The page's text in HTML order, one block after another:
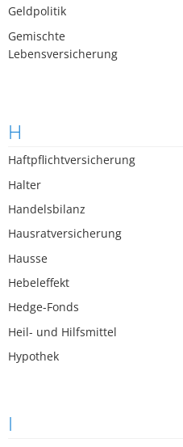
Geldpolitik
Gemischte
Lebensversicherung
H
Haftpflichtversicherung
Halter
Handelsbilanz
Hausratversicherung
Hausse
Hebeleffekt
Hedge-Fonds
Heil- und Hilfsmittel
Hypothek
I